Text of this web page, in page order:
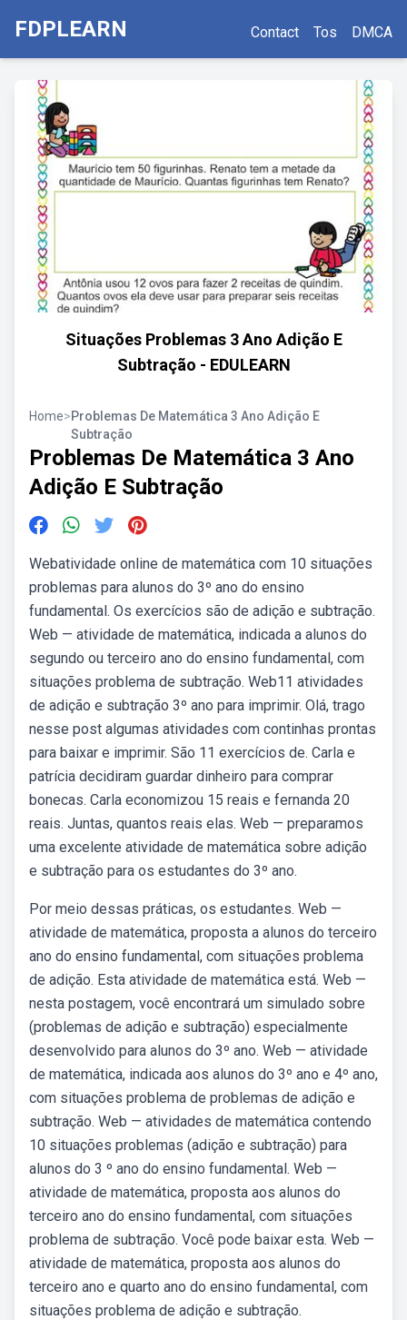
FDPLEARN Contact Tos DMCA
Situações Problemas 3 Ano Adição E
Subtração - EDULEARN
Home>Problemas De Matemática 3 Ano Adição E
Subtração
Problemas De Matemática 3 Ano
Adição E Subtração
Webatividade online de matemática com 10 situações
problemas para alunos do 3º ano do ensino
fundamental. Os exercícios são de adição e subtração.
Web — atividade de matemática, indicada a alunos do
segundo ou terceiro ano do ensino fundamental, com
situações problema de subtração. Web11 atividades
de adição e subtração 3º ano para imprimir. Olá, trago
nesse post algumas atividades com continhas prontas
para baixar e imprimir. São 11 exercícios de. Carla e
patrícia decidiram guardar dinheiro para comprar
bonecas. Carla economizou 15 reais e fernanda 20
reais. Juntas, quantos reais elas. Web — preparamos
uma excelente atividade de matemática sobre adição
e subtração para os estudantes do 3º ano.
Por meio dessas práticas, os estudantes. Web —
atividade de matemática, proposta a alunos do terceiro
ano do ensino fundamental, com situações problema
de adição. Esta atividade de matemática está. Web —
nesta postagem, você encontrará um simulado sobre
(problemas de adição e subtração) especialmente
desenvolvido para alunos do 3º ano. Web — atividade
de matemática, indicada aos alunos do 3º ano e 4º ano,
com situações problema de problemas de adição e
subtração. Web — atividades de matemática contendo
10 situações problemas (adição e subtração) para
alunos do 3 º ano do ensino fundamental. Web —
atividade de matemática, proposta aos alunos do
terceiro ano do ensino fundamental, com situações
problema de subtração. Você pode baixar esta. Web —
atividade de matemática, proposta aos alunos do
terceiro ano e quarto ano do ensino fundamental, com
situações problema de adição e subtração.